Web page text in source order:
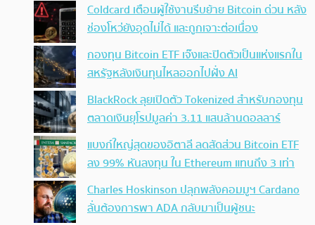
Coldcard เตือนผู้ใช้งานรีบย้าย Bitcoin ด่วน หลัง
ช่องโหว่ยังอุดไม่ได้ และถูกเจาะต่อเนื่อง
กองทุน Bitcoin ETF เจ๊งและปิดตัวเป็นแห่งแรกใน
สหรัฐหลังเงินทุนไหลออกไปฝั่ง AI
BlackRock ลุยเปิดตัว Tokenized สำหรับกองทุน
ตลาดเงินยุโรปมูลค่า 3.11 แสนล้านดอลลาร์
แบงก์ใหญ่สุดของอิตาลี ลดสัดส่วน Bitcoin ETF
ลง 99% หันลงทุน ใน Ethereum แทนถึง 3 เท่า
Charles Hoskinson ปลุกพลังคอมมูฯ Cardano
ลั่นต้องการพา ADA กลับมาเป็นผู้ชนะ